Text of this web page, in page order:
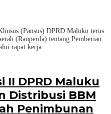
(Pansus) DPRD Maluku terus
(Ranperda) tentang Pemberian
rapat kerja
II DPRD Maluku
Distribusi BBM
Penimbunan